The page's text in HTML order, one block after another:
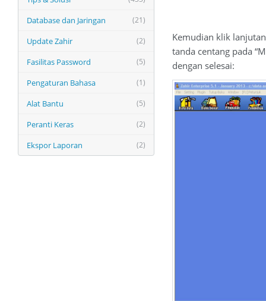
(21)
Database dan Jaringan
(2)
Update Zahir
(5)
Fasilitas Password
(1)
Pengaturan Bahasa
(5)
Alat Bantu
(2)
Peranti Keras
(2)
Ekspor Laporan
Kemudian klik
tanda centang pada
dengan selesai: